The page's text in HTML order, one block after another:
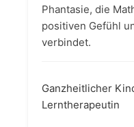
Phantasie, die
positiven Gefühl
verbindet.
Ganzheitlicher
Lerntherapeutin